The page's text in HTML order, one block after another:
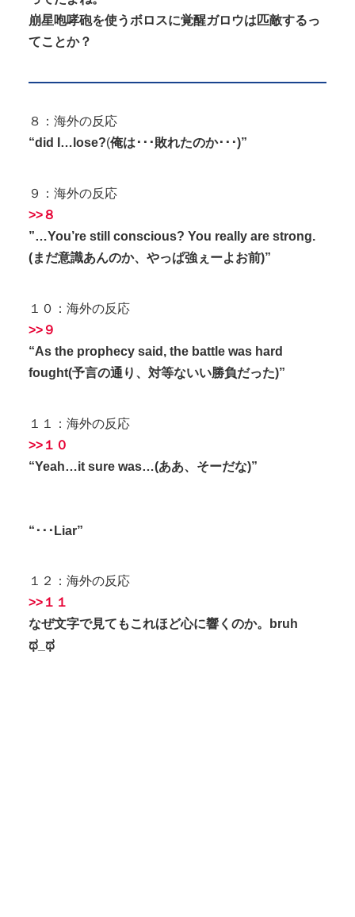
崩星咆哮砲を使うボロスに覚醒ガロウは匹敵するっ
てことか？
８：海外の反応
“did I…lose?(俺は･･･敗れたのか･･･)”
９：海外の反応
>>８
”…You’re still conscious? You really are strong.
(まだ意識あんのか、やっぱ強ぇーよお前)”
１０：海外の反応
>>９
“As the prophecy said, the battle was hard
fought(予言の通り、対等ないい勝負だった)”
１１：海外の反応
>>１０
“Yeah…it sure was…(ああ、そーだな)”
“･･･Liar”
１２：海外の反応
>>１１
なぜ文字で見てもこれほど心に響くのか。bruh
ಥ_ಥ